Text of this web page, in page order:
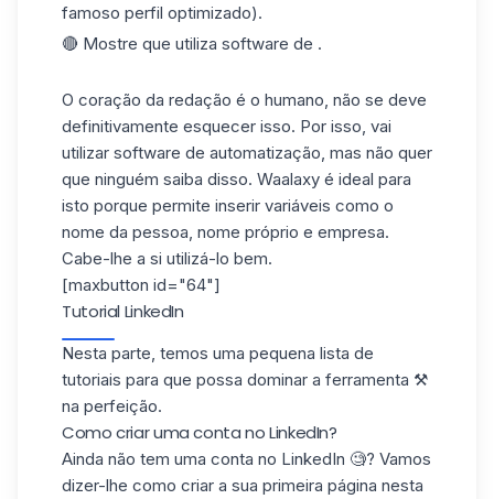
famoso perfil optimizado).
🔴 Mostre que utiliza software de .
O coração da redação é o humano, não se deve
definitivamente esquecer isso. Por isso, vai
utilizar software de automatização, mas não quer
que ninguém saiba disso. Waalaxy é ideal para
isto porque permite inserir variáveis como o
nome da pessoa, nome próprio e empresa.
Cabe-lhe a si utilizá-lo bem.
[maxbutton id="64"]
Tutorial LinkedIn
Nesta parte, temos uma pequena lista de
tutoriais para que possa dominar a ferramenta ⚒️
na perfeição.
Como criar uma conta no LinkedIn?
Ainda não tem uma conta no LinkedIn 🧐? Vamos
dizer-lhe como criar a sua primeira página nesta